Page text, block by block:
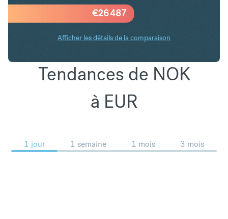
€26 487
Afficher les détails de la comparaison
Tendances de NOK
à EUR
1 jour 1 semaine 1 mois 3 mois